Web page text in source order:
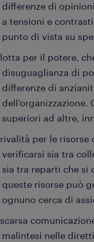
differenze di
a tensioni e
punto di vista su
lotta per il potere,
disuguaglianza di
differenze di
superiori ad altre,
rivalità per le
verificarsi sia tra
sia tra reparti che si
queste risorse può
ognuno cerca di
scarsa
malintesi nelle